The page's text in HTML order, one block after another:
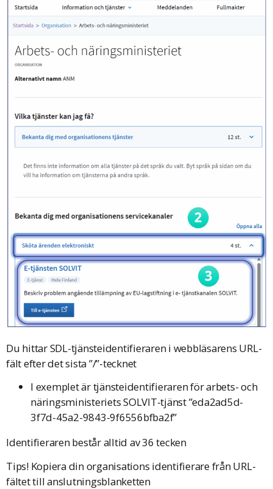
Du hittar SDL-tjänsteidentifieraren i webbläsarens URL-
fält efter det sista ”/”-tecknet
I exemplet är tjänsteidentifieraren för arbets- och
näringsministeriets SOLVIT-tjänst ”eda2ad5d-
3f7d-45a2-9843-9f6556bfba2f”
Identifieraren består alltid av 36 tecken
Tips! Kopiera din organisations identifierare från URL-
fältet till anslutningsblanketten